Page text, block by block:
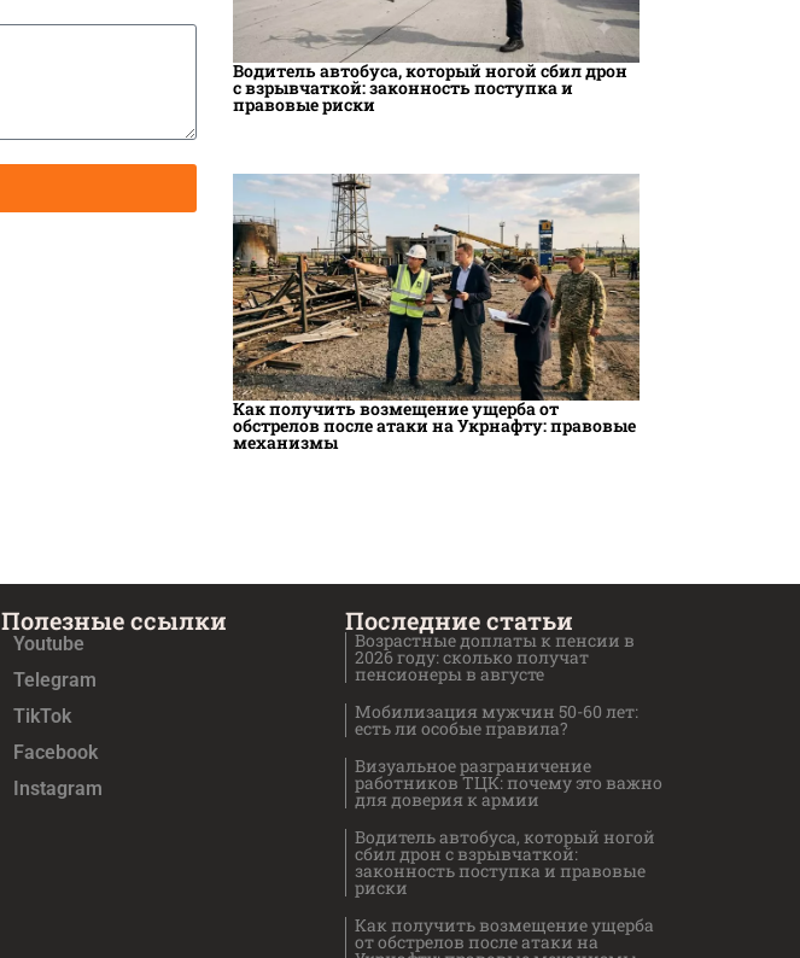
Водитель автобуса, который ногой сбил дрон
с взрывчаткой: законность поступка и
правовые риски
Как получить возмещение ущерба от
обстрелов после атаки на Укрнафту: правовые
механизмы
Полезные ссылки
Youtube
Telegram
TikTok
Facebook
Instagram
Последние статьи
Возрастные доплаты к пенсии в
2026 году: сколько получат
пенсионеры в августе
Мобилизация мужчин 50-60 лет:
есть ли особые правила?
Визуальное разграничение
работников ТЦК: почему это важно
для доверия к армии
Водитель автобуса, который ногой
сбил дрон с взрывчаткой:
законность поступка и правовые
риски
Как получить возмещение ущерба
от обстрелов после атаки на